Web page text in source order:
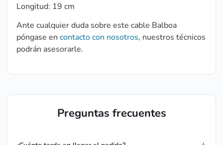
Longitud: 19 cm
Ante cualquier duda sobre este cable Balboa
póngase en contacto con nosotros, nuestros técnicos
podrán asesorarle.
Preguntas frecuentes